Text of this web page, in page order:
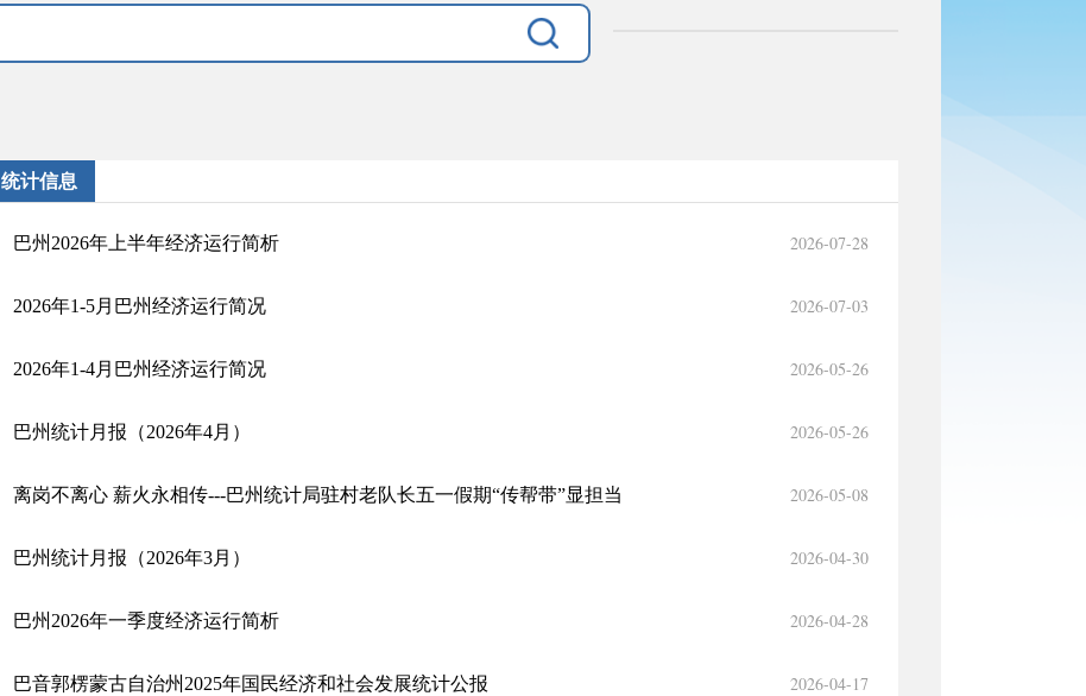
统计信息
巴州2026年上半年经济运行简析 2026-07-28
2026年1-5月巴州经济运行简况 2026-07-03
2026年1-4月巴州经济运行简况 2026-05-26
巴州统计月报（2026年4月） 2026-05-26
离岗不离心 薪火永相传---巴州统计局驻村老队长五一假期“传帮带”显担当 2026-05-08
巴州统计月报（2026年3月） 2026-04-30
巴州2026年一季度经济运行简析 2026-04-28
巴音郭楞蒙古自治州2025年国民经济和社会发展统计公报 2026-04-17